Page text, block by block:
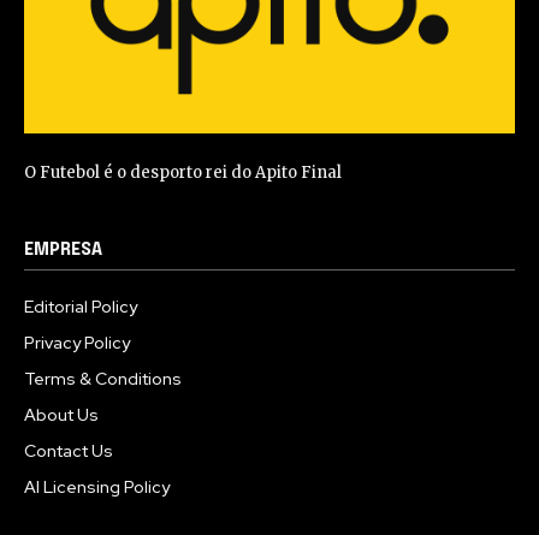
O Futebol é o desporto rei do Apito Final
EMPRESA
Editorial Policy
Privacy Policy
Terms & Conditions
About Us
Contact Us
AI Licensing Policy